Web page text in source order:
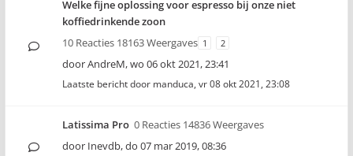
Welke fijne oplossing voor espresso bij onze niet
koffiedrinkende zoon
10 Reacties 18163 Weergaves 1 2
doorAndreM,wo 06 okt 2021, 23:41
Laatste bericht door manduca, vr 08 okt 2021, 23:08
Latissima Pro 0 Reacties 14836 Weergaves
door Inevdb,do 07 mar 2019, 08:36